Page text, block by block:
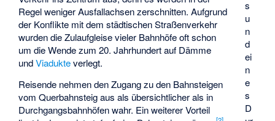
s
u
n
d
ei
n
e
s
D
Regel weniger Ausfallachsen zerschnitten. Aufgrund
der Konflikte mit dem städtischen Straßenverkehr
wurden die Zulaufgleise vieler Bahnhöfe oft schon
um die Wende zum 20. Jahrhundert auf Dämme
undViadukteverlegt.
Reisende nehmen den Zugang zu den Bahnsteigen
vom Querbahnsteig aus als übersichtlicher als in
Durchgangsbahnhöfen wahr. Ein weiterer Vorteil